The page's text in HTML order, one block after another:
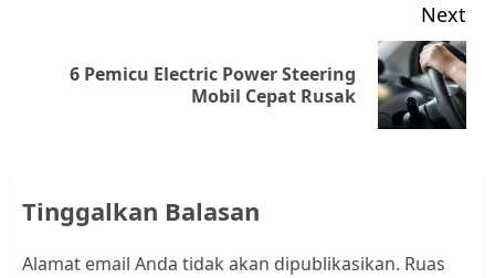
Next
Next6 Pemicu Electric Power Steering
Mobil Cepat Rusak
Tinggalkan Balasan
Alamat email Anda tidak akan dipublikasikan. Ruas